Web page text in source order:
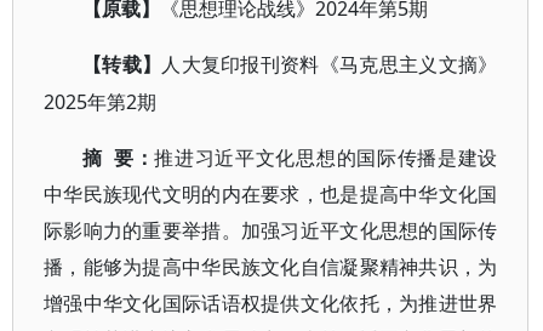
【原载】 《思想理论战线》 2024年第5期
【转载】 人大复印报刊资料《马克思主义文摘》
2025年第2期
摘要：推进习近平文化思想的国际传播是建设
中华民族现代文明的内在要求，也是提高中华文化国
际影响力的重要举措。加强习近平文化思想的国际传
播，能够为提高中华民族文化自信凝聚精神共识，为
增强中华文化国际话语权提供文化依托，为推进世界